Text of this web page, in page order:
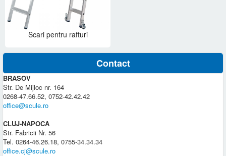
Scari pentru rafturi
Contact
BRASOV
Str. De Mijloc nr. 164
0268-47.66.52, 0752-42.42.42
office@scule.ro
CLUJ-NAPOCA
Str. Fabricii Nr. 56
Tel. 0264-46.26.18, 0755-34.34.34
office.cj@scule.ro